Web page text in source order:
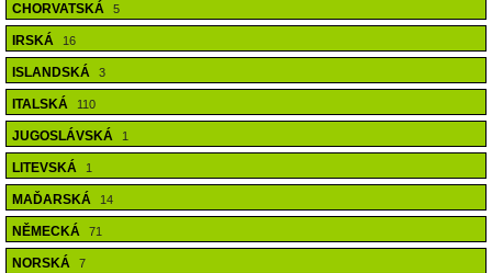
CHORVATSKÁ 5
IRSKÁ 16
ISLANDSKÁ 3
ITALSKÁ 110
JUGOSLÁVSKÁ 1
LITEVSKÁ 1
MAĎARSKÁ 14
NĚMECKÁ 71
NORSKÁ 7